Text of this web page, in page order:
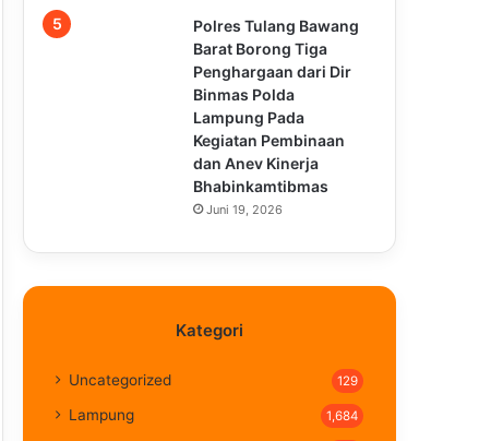
Polres Tulang Bawang
Barat Borong Tiga
Penghargaan dari Dir
Binmas Polda
Lampung Pada
Kegiatan Pembinaan
dan Anev Kinerja
Bhabinkamtibmas
Juni 19, 2026
Kategori
Uncategorized 129
Lampung 1,684